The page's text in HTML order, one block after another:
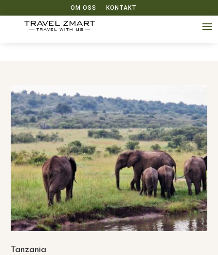
OM OSS KONTAKT
u003ch1u003eAfrikau003c/h1u003e
Tanzania